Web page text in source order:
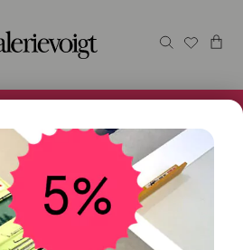
Bei Newsletteranmeldung.